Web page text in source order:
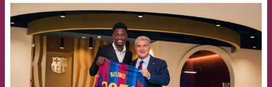
FCB Barcelona badge